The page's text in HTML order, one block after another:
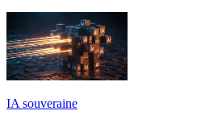
IA souveraine